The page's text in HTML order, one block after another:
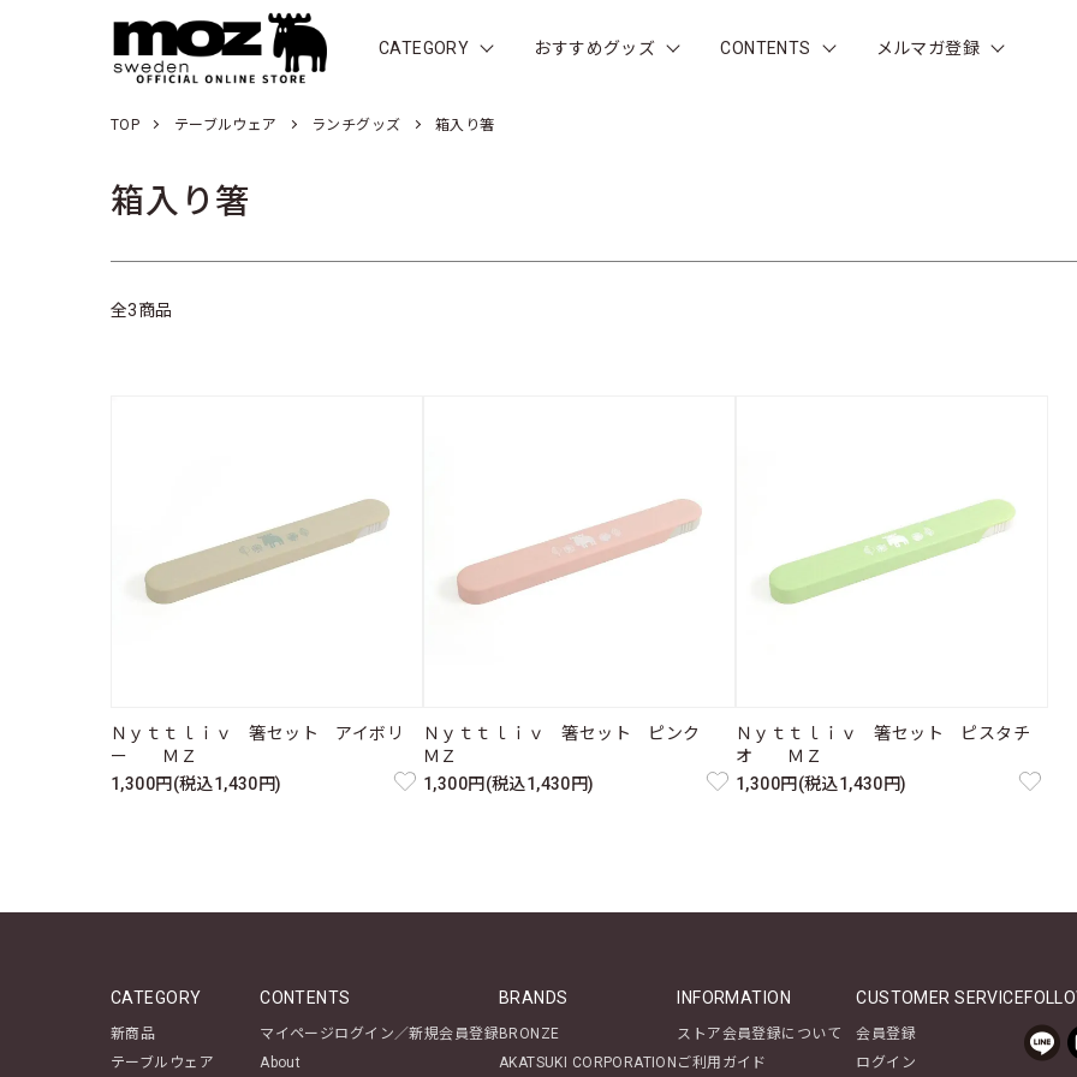
CATEGORY おすすめグッズ CONTENTS メルマガ登録
TOP テーブルウェア ランチグッズ 箱入り箸
箱入り箸
全3商品
Ｎｙｔｔｌｉｖ 箸セット アイボリ
ー ＭＺ
1,300円(税込1,430円)
Ｎｙｔｔｌｉｖ 箸セット ピンク
ＭＺ
1,300円(税込1,430円)
Ｎｙｔｔｌｉｖ 箸セット ピスタチ
オ ＭＺ
1,300円(税込1,430円)
CATEGORY
新商品
テーブルウェア
CONTENTS
マイページログイン／新規会員登録
About
BRANDS
BRONZE
AKATSUKI CORPORATION
INFORMATION
ストア会員登録について
ご利用ガイド
CUSTOMER SERVICE
会員登録
ログイン